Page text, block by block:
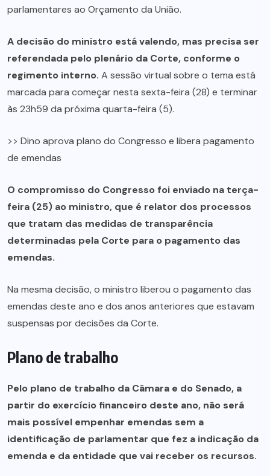
parlamentares ao Orçamento da União.
A decisão do ministro está valendo, mas precisa ser
referendada pelo plenário da Corte, conforme o
regimento interno. A sessão virtual sobre o tema está
marcada para começar nesta sexta-feira (28) e terminar
às 23h59 da próxima quarta-feira (5).
>> Dino aprova plano do Congresso e libera pagamento
de emendas
O compromisso do Congresso foi enviado na terça-
feira (25) ao ministro, que é relator dos processos
que tratam das medidas de transparência
determinadas pela Corte para o pagamento das
emendas.
Na mesma decisão, o ministro liberou o pagamento das
emendas deste ano e dos anos anteriores que estavam
suspensas por decisões da Corte.
Plano de trabalho
Pelo plano de trabalho da Câmara e do Senado, a
partir do exercício financeiro deste ano, não será
mais possível empenhar emendas sem a
identificação de parlamentar que fez a indicação da
emenda e da entidade que vai receber os recursos.